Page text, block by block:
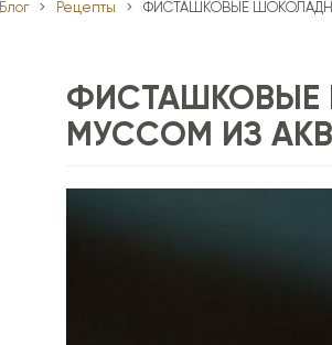
Блог Рецепты ФИСТАШКОВЫЕ
ФИСТАШКОВЫЕ
МУССОМ ИЗ